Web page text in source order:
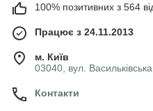
100% позитивних з 564
Працює з 24.11.2013
м. Київ
03040, вул.
Контакти